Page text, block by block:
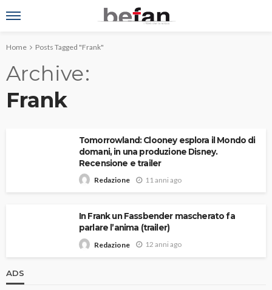
Home Posts Tagged "Frank"
Archive
Frank
Tomorrowland: Clooney esplora il Mondo di
domani, in una produzione Disney.
Recensione e trailer
Redazione 11 anni ago
In Frank un Fassbender mascherato fa
parlare l’anima (trailer)
Redazione 12 anni ago
ADS